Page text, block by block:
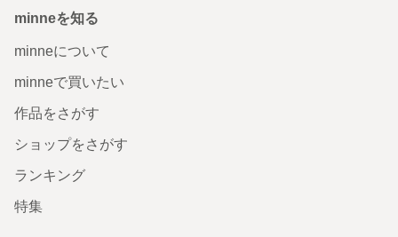
minneを知る
minneについて
minneで買いたい
作品をさがす
ショップをさがす
ランキング
特集